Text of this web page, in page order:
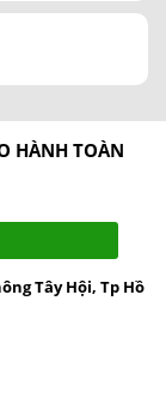
HÀNH TOÀN
Tây Hội, Tp Hồ